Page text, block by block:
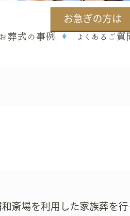
お急ぎの方は
お葬式の事例 よくあるご質
斎場を利用した家族葬を